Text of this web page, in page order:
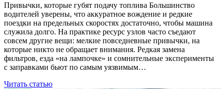
Привычки, которые губят подачу топлива Большинство
водителей уверены, что аккуратное вождение и редкие
поездки на предельных скоростях достаточно, чтобы машина
служила долго. На практике ресурс узлов часто съедают
совсем другие вещи: мелкие повседневные привычки, на
которые никто не обращает внимания. Редкая замена
фильтров, езда «на лампочке» и сомнительные эксперименты
с заправками бьют по самым уязвимым…
Читать статью